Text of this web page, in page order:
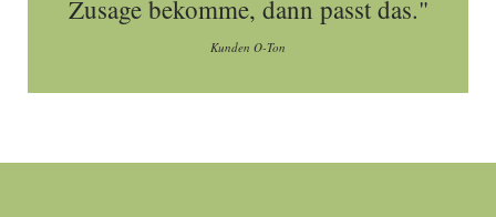
Zusage bekomme, dann passt das."
Kunden O-Ton